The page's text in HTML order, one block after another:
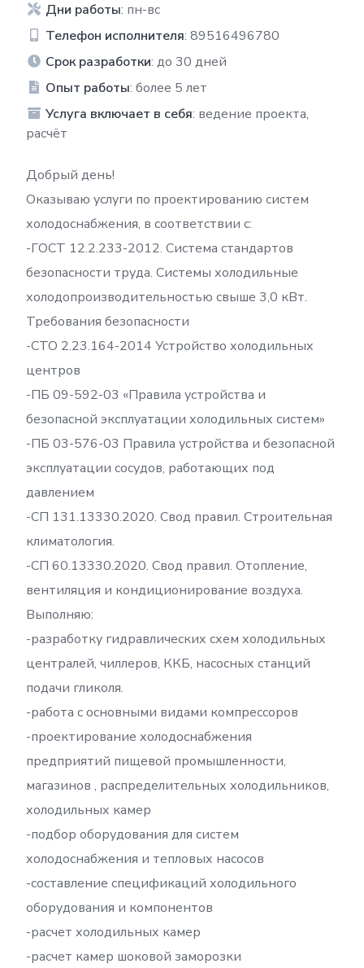
Дни работы: пн-вс
Телефон исполнителя: 89516496780
Срок разработки: до 30 дней
Опыт работы: более 5 лет
Услуга включает в себя: ведение проекта,
расчёт
Добрый день!
Оказываю услуги по проектированию систем
холодоснабжения, в соответствии с:
-ГОСТ 12.2.233-2012. Система стандартов
безопасности труда. Системы холодильные
холодопроизводительностью свыше 3,0 кВт.
Требования безопасности
-СТО 2.23.164-2014 Устройство холодильных
центров
-ПБ 09-592-03 «Правила устройства и
безопасной эксплуатации холодильных систем»
-ПБ 03-576-03 Правила устройства и безопасной
эксплуатации сосудов, работающих под
давлением
-СП 131.13330.2020. Свод правил. Строительная
климатология.
-СП 60.13330.2020. Свод правил. Отопление,
вентиляция и кондиционирование воздуха.
Выполняю:
-разработку гидравлических схем холодильных
централей, чиллеров, ККБ, насосных станций
подачи гликоля.
-работа с основными видами компрессоров
-проектирование холодоснабжения
предприятий пищевой промышленности,
магазинов , распределительных холодильников,
холодильных камер
-подбор оборудования для систем
холодоснабжения и тепловых насосов
-составление спецификаций холодильного
оборудования и компонентов
-расчет холодильных камер
-расчет камер шоковой заморозки